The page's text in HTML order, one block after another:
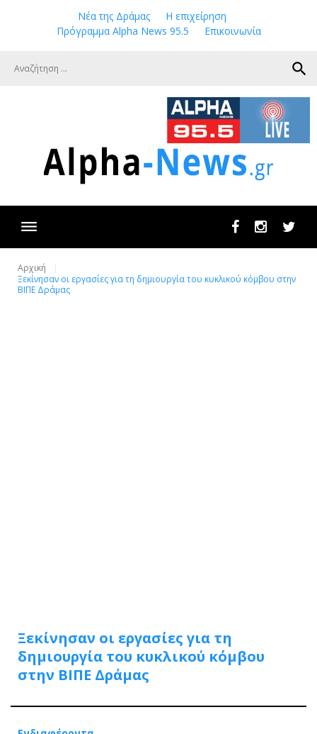
Νέα της Δράμας
Η επιχείρηση
Πρόγραμμα Alpha News 95.5
Επικοινωνία
search
FacebookInstagram
Αρχική
Ξεκίνησαν οι εργασίες για τη δημιουργία του κυκλικού κόμβου στην
ΒΙΠΕ Δράμας
Ξεκίνησαν οι εργασίες για τη
δημιουργία του κυκλικού κόμβου
στην ΒΙΠΕ Δράμας